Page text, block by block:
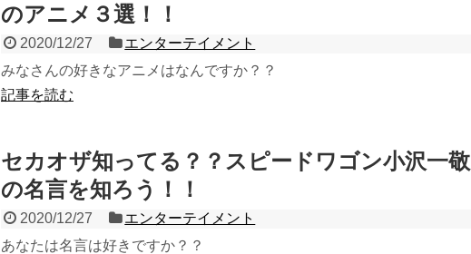
のアニメ３選！！
2020/12/27
エンターテイメント
みなさんの好きなアニメはなんですか？？
記事を読む
セカオザ知ってる？？スピードワゴン小沢一敬
の名言を知ろう！！
2020/12/27
エンターテイメント
あなたは名言は好きですか？？